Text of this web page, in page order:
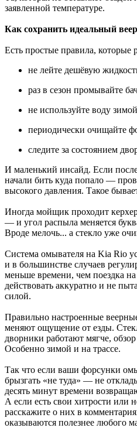
заявленной температуре.
Как сохранить идеальный
Есть простые правила, которые
не лейте дешёвую
раз в сезон промывайте
не используйте воду
периодически очищайте
следите за состоянием
И маленький инсайд. Если
начали бить куда попало —
высокого давления. Такое
Иногда мойщик проходит
— и угол распыла меняется
Вроде мелочь... а стекло уже
Система омывателя на Kia Rio
и в большинстве случаев
меньше времени, чем поездка
действовать аккуратно и не
силой.
Правильно настроенные
меняют ощущение от езды.
дворники работают мягче,
Особенно зимой и на трассе.
Так что если ваши форсунки
брызгать «не туда» — не
десять минут времени
А если есть свои хитрости
расскажите о них в
оказываются полезнее любого